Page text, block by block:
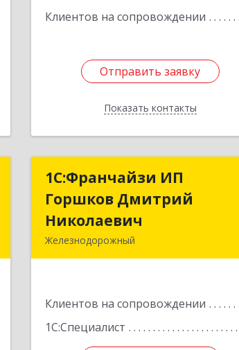
Клиентов на сопровождении
Отправить заявку
Показать контакты
Отправить заявку
Назад
1С:Франчайзи ИП
Горшков Дмитрий
Николаевич
Железнодорожный
Клиентов на сопровождении
1С:Специалист
1С:Франчайзи
Горшков